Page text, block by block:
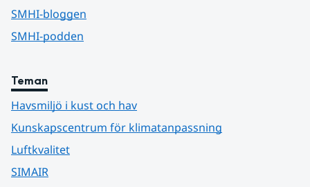
SMHI-bloggen
SMHI-podden
Teman
Havsmiljö i kust och hav
Kunskapscentrum för klimatanpassning
Luftkvalitet
SIMAIR